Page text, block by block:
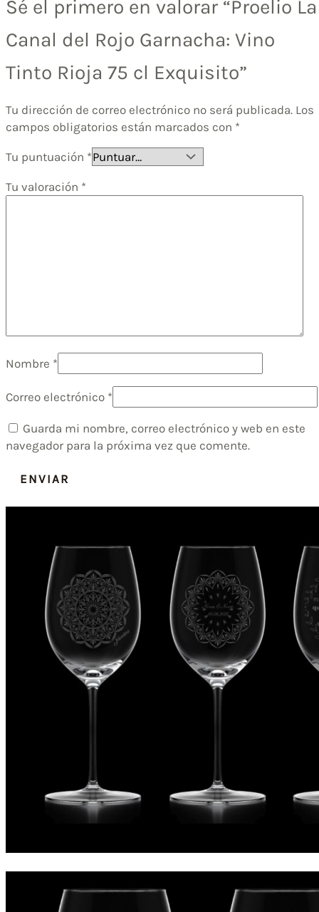
Sé el primero en valorar “Proelio La
Canal del Rojo Garnacha: Vino
Tinto Rioja 75 cl Exquisito”
Tu dirección de correo electrónico no será publicada. Los
campos obligatorios están marcados con *
Tu puntuación *
Tu valoración *
Nombre *
Correo electrónico *
Guarda mi nombre, correo electrónico y web en este
navegador para la próxima vez que comente.